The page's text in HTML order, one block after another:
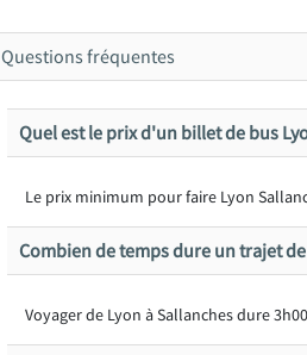
Questions fréquentes
Quel est le prix d'un billet de bus
Le prix minimum pour faire Lyon
Combien de temps dure un trajet
Voyager de Lyon à Sallanches dure